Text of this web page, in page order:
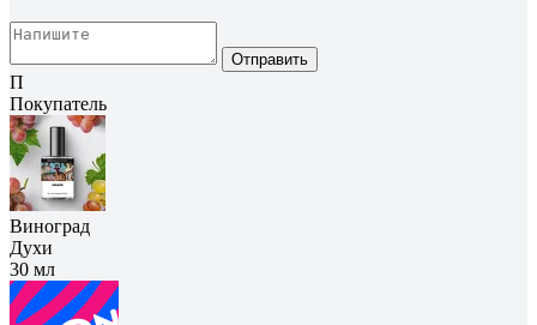
Отправить
П
Покупатель
Виноград
Духи
30 мл